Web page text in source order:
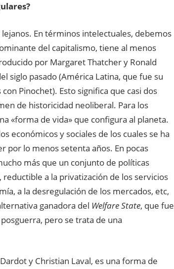
En términos intelectuales, debemos
del capitalismo, tiene al menos
por Margaret Thatcher y Ronald
siglo pasado (América Latina, que fue su
Pinochet). Esto significa que casi dos
de historicidad neoliberal. Para los
«forma de vida» que configura al planeta.
económicos y sociales de los cuales se ha
por lo menos setenta años. En pocas
más que un conjunto de políticas
a la privatización de los servicios
a la desregulación de los mercados, etc,
ganadora del Welfare State, que fue
pero se trata de una
y Christian Laval, es una forma de